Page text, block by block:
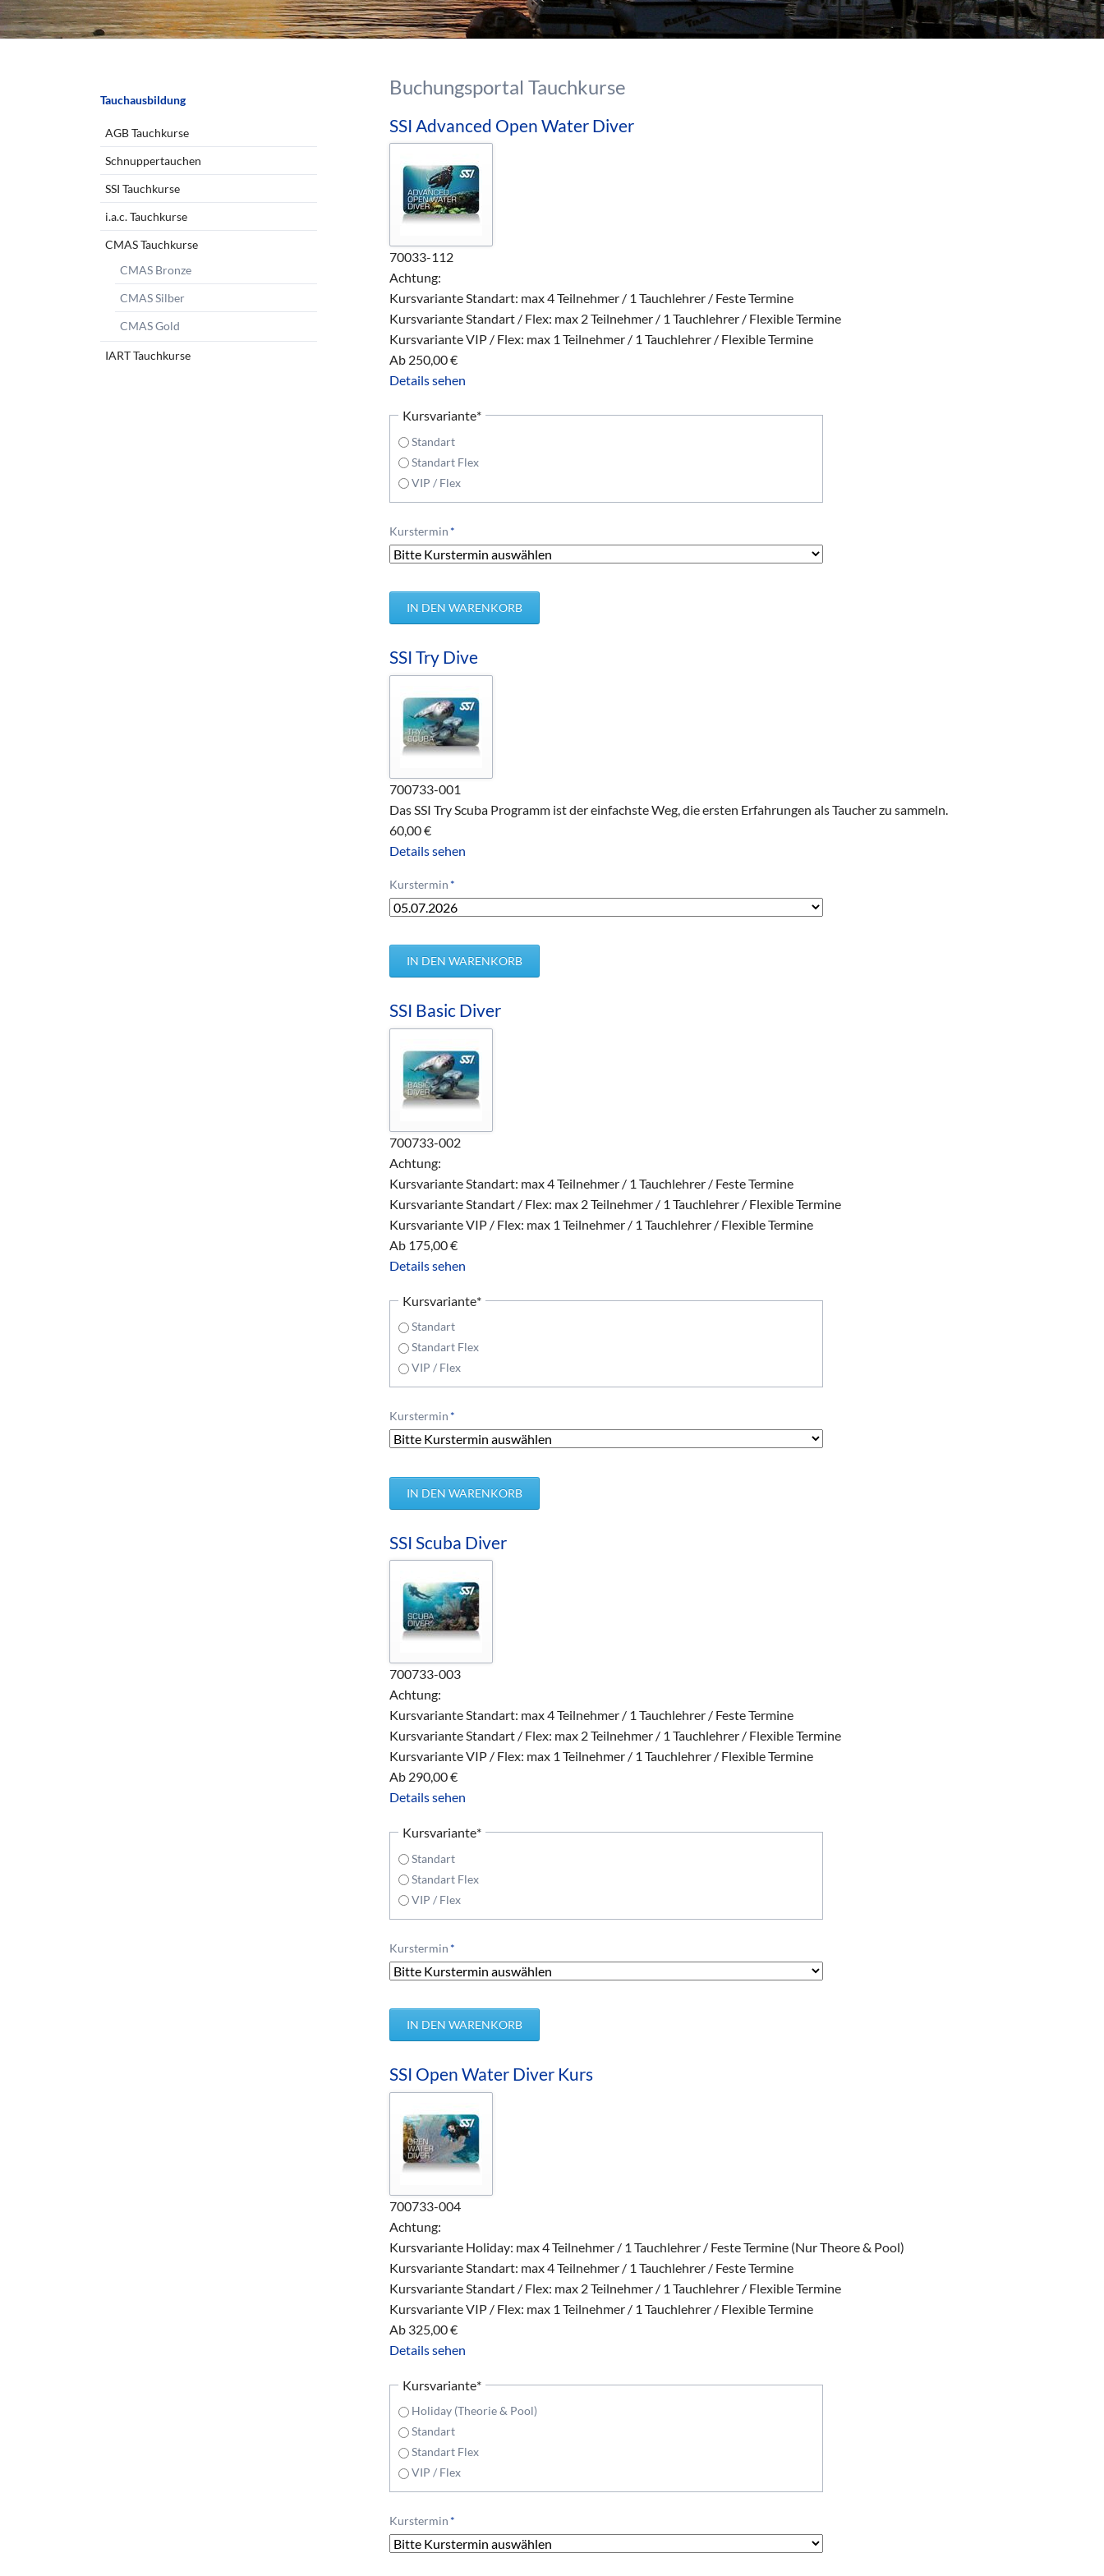
Buchungsportal Tauchkurse
SSI Advanced Open Water Diver
70033-112
Achtung:
Kursvariante Standart: max 4 Teilnehmer / 1 Tauchlehrer / Feste Termine
Kursvariante Standart / Flex: max 2 Teilnehmer / 1 Tauchlehrer / Flexible Termine
Kursvariante VIP / Flex: max 1 Teilnehmer / 1 Tauchlehrer / Flexible Termine
Ab 250,00€
Details sehen
Pflichtfeld
Kursvariante*
Standart
Standart Flex
VIP / Flex
Pflichtfeld
Kurstermin *
SSI Try Dive
700733-001
Das SSI Try Scuba Programm ist der einfachste Weg, die ersten Erfahrungen als Taucher zu sammeln.
60,00€
Details sehen
Pflichtfeld
Kurstermin *
SSI Basic Diver
700733-002
Achtung:
Kursvariante Standart: max 4 Teilnehmer / 1 Tauchlehrer / Feste Termine
Kursvariante Standart / Flex: max 2 Teilnehmer / 1 Tauchlehrer / Flexible Termine
Kursvariante VIP / Flex: max 1 Teilnehmer / 1 Tauchlehrer / Flexible Termine
Ab 175,00€
Details sehen
Pflichtfeld
Kursvariante*
Standart
Standart Flex
VIP / Flex
Pflichtfeld
Kurstermin *
SSI Scuba Diver
700733-003
Achtung:
Kursvariante Standart: max 4 Teilnehmer / 1 Tauchlehrer / Feste Termine
Kursvariante Standart / Flex: max 2 Teilnehmer / 1 Tauchlehrer / Flexible Termine
Kursvariante VIP / Flex: max 1 Teilnehmer / 1 Tauchlehrer / Flexible Termine
Ab 290,00€
Details sehen
Pflichtfeld
Kursvariante*
Standart
Standart Flex
VIP / Flex
Pflichtfeld
Kurstermin *
SSI Open Water Diver Kurs
700733-004
Achtung:
Kursvariante Holiday: max 4 Teilnehmer / 1 Tauchlehrer / Feste Termine (Nur Theore & Pool)
Kursvariante Standart: max 4 Teilnehmer / 1 Tauchlehrer / Feste Termine
Kursvariante Standart / Flex: max 2 Teilnehmer / 1 Tauchlehrer / Flexible Termine
Kursvariante VIP / Flex: max 1 Teilnehmer / 1 Tauchlehrer / Flexible Termine
Ab 325,00€
Details sehen
Pflichtfeld
Kursvariante*
Holiday (Theorie & Pool)
Standart
Standart Flex
VIP / Flex
Pflichtfeld
Kurstermin *
Navigation
Tauchausbildung
AGB Tauchkurse
Schnuppertauchen
SSI Tauchkurse
i.a.c. Tauchkurse
CMAS Tauchkurse
CMAS Bronze
CMAS Silber
CMAS Gold
IART Tauchkurse